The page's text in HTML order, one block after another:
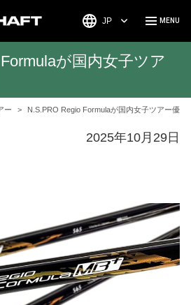
JP
が国内女子ツア
ー N.S.PRO Regio Formulaが国内女子ツアー優勝
2025年10月29日